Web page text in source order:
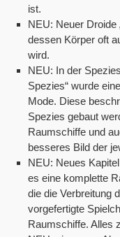
ist.
NEU: Neuer Droide
dessen Körper oft
wird.
NEU: In der
Spezies“ wurde
Mode. Diese
Spezies gebaut
Raumschiffe und
besseres Bild der
NEU: Neues
es eine komplette
die die Verbreitung
vorgefertigte
Raumschiffe. Alles